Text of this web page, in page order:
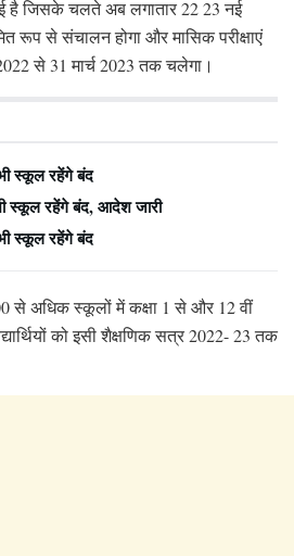
है जिसके चलते अब लगातार 22 23 नई
रूप से संचालन होगा और मासिक परीक्षाएं
से 31 मार्च 2023 तक चलेगा।
स्कूल रहेंगे बंद
स्कूल रहेंगे बंद, आदेश जारी
स्कूल रहेंगे बंद
से अधिक स्कूलों में कक्षा 1 से और 12 वीं
को इसी शैक्षणिक सत्र 2022- 23 तक